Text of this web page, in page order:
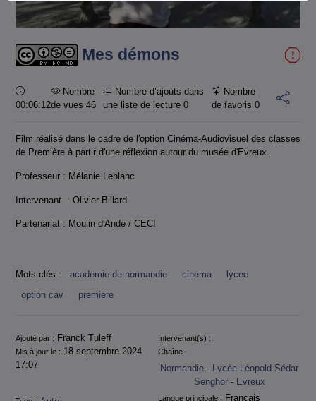
vidéo
Mes démons
Durée :
00:06:12
Nombre
de vues 46
Nombre d’ajouts dans
une liste de lecture0
Nombre
de favoris 0
Film réalisé dans le cadre de l'option Cinéma-Audiovisuel des classes
de Première à partir d'une réflexion autour du musée d'Evreux.
Professeur : Mélanie Leblanc
Intervenant : Olivier Billard
Partenariat : Moulin d'Ande / CECI
Mots clés : academie de normandie cinema
lycee
option cav
premiere
Informations
Ajouté par : Franck Tuleff
Intervenant(s) :
Mis à jour le : 18 septembre 2024
17:07
Chaîne :
Normandie - Lycée Léopold Sédar
Senghor - Evreux
Langue principale : Français